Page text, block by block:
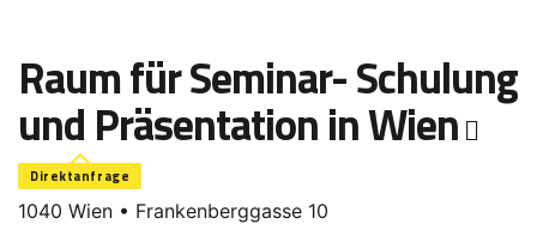
Raum für Seminar- Schulung
und Präsentation in Wien
Direktanfrage
1040 Wien • Frankenberggasse 10